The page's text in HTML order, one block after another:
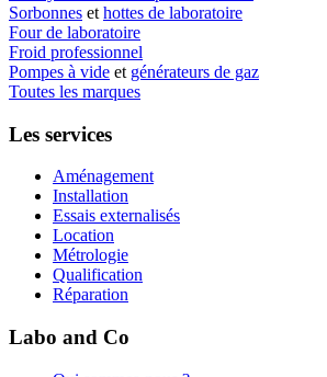
Sorbonnes et hottes de laboratoire
Four de laboratoire
Froid professionnel
Pompes à vide et générateurs de gaz
Toutes les marques
Les services
Aménagement
Installation
Essais externalisés
Location
Métrologie
Qualification
Réparation
Labo and Co